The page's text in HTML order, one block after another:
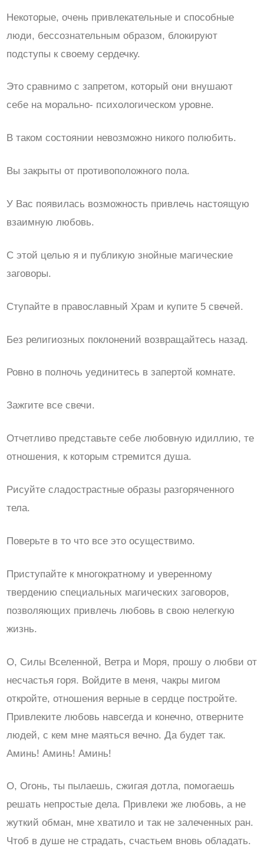
Некоторые, очень привлекательные и способные
люди, бессознательным образом, блокируют
подступы к своему сердечку.
Это сравнимо с запретом, который они внушают
себе на морально- психологическом уровне.
В таком состоянии невозможно никого полюбить.
Вы закрыты от противоположного пола.
У Вас появилась возможность привлечь настоящую
взаимную любовь.
С этой целью я и публикую знойные магические
заговоры.
Ступайте в православный Храм и купите 5 свечей.
Без религиозных поклонений возвращайтесь назад.
Ровно в полночь уединитесь в запертой комнате.
Зажгите все свечи.
Отчетливо представьте себе любовную идиллию, те
отношения, к которым стремится душа.
Рисуйте сладострастные образы разгоряченного
тела.
Поверьте в то что все это осуществимо.
Приступайте к многократному и уверенному
твердению специальных магических заговоров,
позволяющих привлечь любовь в свою нелегкую
жизнь.
О, Силы Вселенной, Ветра и Моря, прошу о любви от
несчастья горя. Войдите в меня, чакры мигом
откройте, отношения верные в сердце постройте.
Привлеките любовь навсегда и конечно, отверните
людей, с кем мне маяться вечно. Да будет так.
Аминь! Аминь! Аминь!
О, Огонь, ты пылаешь, сжигая дотла, помогаешь
решать непростые дела. Привлеки же любовь, а не
жуткий обман, мне хватило и так не залеченных ран.
Чтоб в душе не страдать, счастьем вновь обладать.